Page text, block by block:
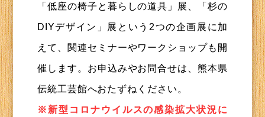
「低座の椅子と暮らしの道具」展、「杉の
DIYデザイン」展という2つの企画展に加
えて、関連セミナーやワークショップも開
催します。お申込みやお問合せは、熊本県
伝統工芸館へおたずねください。
※新型コロナウイルスの感染拡大状況に